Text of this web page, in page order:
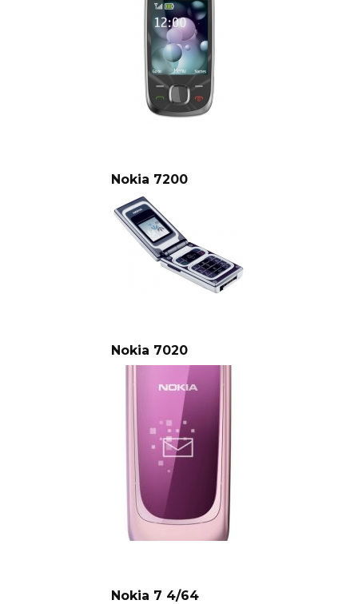
Nokia 7200
Nokia 7020
Nokia 7 4/64